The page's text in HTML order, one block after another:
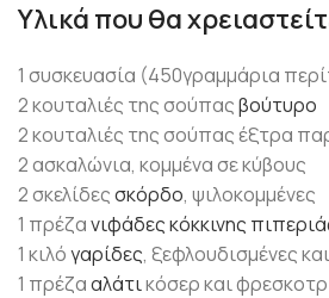
Υλικά που θα
1 συσκευασία (450γραμμάρια
2 κουταλιές της σούπαςβούτυρο
2 κουταλιές της σούπας έξτρα
2 ασκαλώνια, κομμένα σε κύβους
2 σκελίδεςσκόρδο, ψιλοκομμένες
1 πρέζανιφάδες κόκκινης
1 κιλόγαρίδες, ξεφλουδισμένες
1 πρέζααλάτικόσερ και